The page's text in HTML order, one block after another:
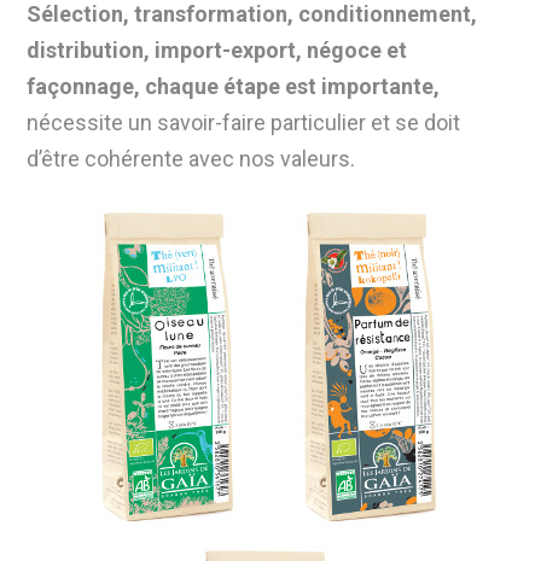
Sélection, transformation, conditionnement,
distribution, import-export, négoce et
façonnage, chaque étape est importante,
nécessite un savoir-faire particulier et se doit
d’être cohérente avec nos valeurs.